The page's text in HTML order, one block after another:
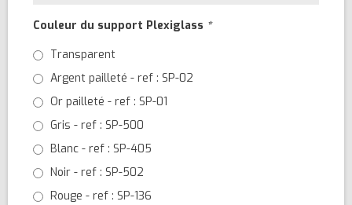
Couleur du support Plexiglass *
Transparent
Argent pailleté - ref : SP-02
Or pailleté - ref : SP-01
Gris - ref : SP-500
Blanc - ref : SP-405
Noir - ref : SP-502
Rouge - ref : SP-136